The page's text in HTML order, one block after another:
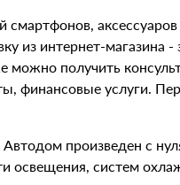
из интернет-магазина
получить
финансовые услуги.
произведен с
систем